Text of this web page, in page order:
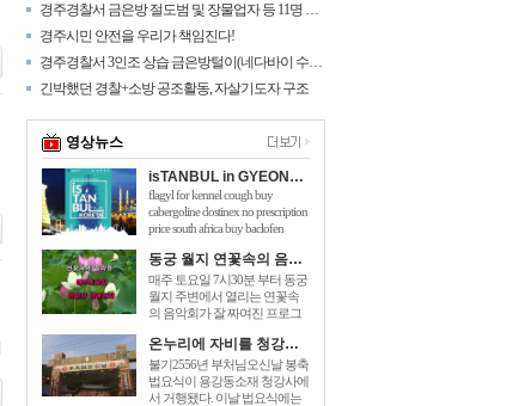
경주경찰서 금은방 절도범 및 장물업자 등 11명 검거
경주시민 안전을 우리가 책임진다!
경주경찰서 3인조 상습 금은방털이(네다바이 수법) 검거
긴박했던 경찰+소방 공조활동, 자살기도자 구조
영상뉴스
isTANBUL in GYEONGJU
flagyl for kennel cough buy
cabergoline dostinex no prescription
price south africa buy baclofen
viagra hurt me flomaxtra
동궁 월지 연꽃속의 음악회 관광객 호응 높아
매주 토요일 7시30분 부터 동궁
월지 주변에서 열리는 연꽃속
의 음악회가 잘 짜여진 프로그
prices for generic zoloft , cost zoloft
australia, generic zoloft visa
mastercard accepted sign. 더해 주
고있다. [...]
온누리에 자비를 청강사 부처님오신날 법요식가져
불기2556년 부처님오신날 봉축
법요식이 용강동소재 청강사에
서 거행됐다. 이날 법요식에는